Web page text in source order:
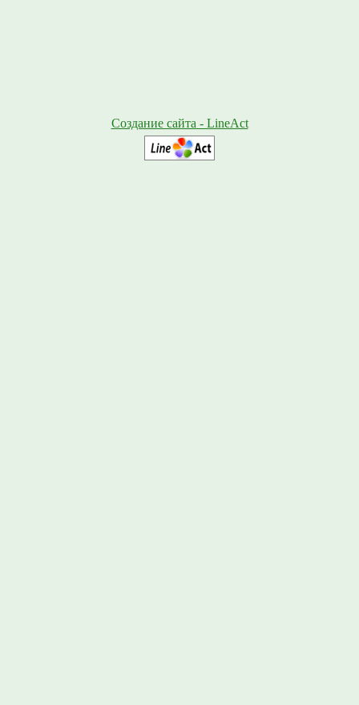
Создание сайта - LineAct